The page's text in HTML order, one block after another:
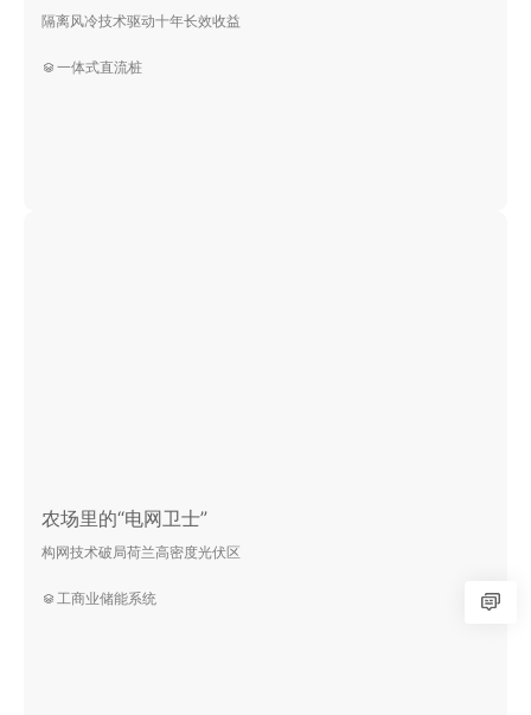
隔离风冷技术驱动十年长效收益
一体式直流桩
农场里的“电网卫士”
构网技术破局荷兰高密度光伏区
工商业储能系统